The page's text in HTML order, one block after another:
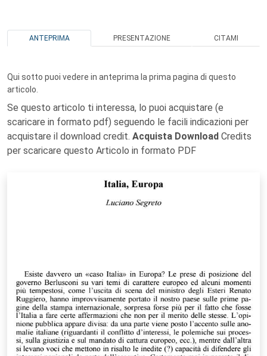
ANTEPRIMA PRESENTAZIONE CITAMI
Qui sotto puoi vedere in anteprima la prima pagina di questo
articolo.
Se questo articolo ti interessa, lo puoi acquistare (e
scaricare in formato pdf) seguendo le facili indicazioni per
acquistare il download credit. Acquista Download Credits
per scaricare questo Articolo in formato PDF